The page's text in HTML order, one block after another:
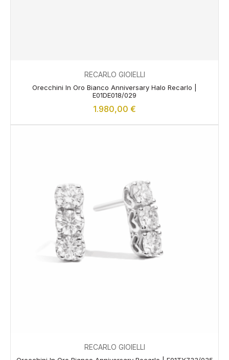
RECARLO GIOIELLI
Orecchini In Oro Bianco Anniversary Halo Recarlo |
E01DE018/029
1.980,00 €
RECARLO GIOIELLI